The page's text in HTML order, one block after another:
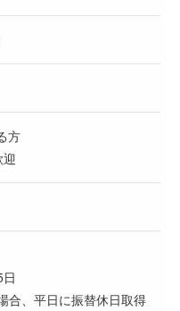
方
合、平日に振替休日取得